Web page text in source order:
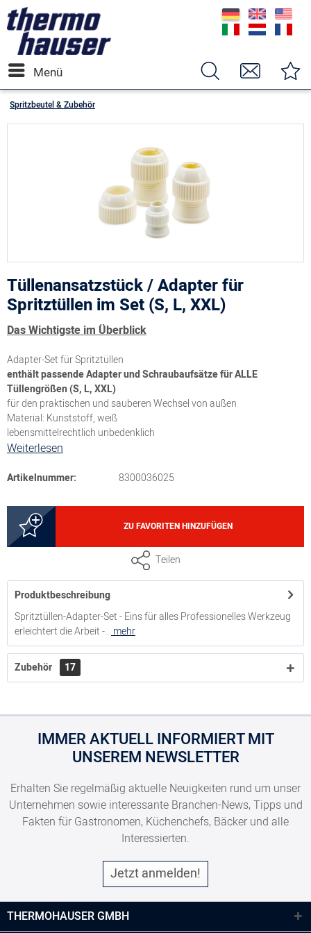
Menü
Spritzbeutel & Zubehör
Tüllenansatzstück / Adapter für
Spritztüllen im Set (S, L, XXL)
Das Wichtigste im Überblick
Adapter-Set für Spritztüllen
enthält passende Adapter und Schraubaufsätze für ALLE
Tüllengrößen (S, L, XXL)
für den praktischen und sauberen Wechsel von außen
Material: Kunststoff, weiß
lebensmittelrechtlich unbedenklich
Weiterlesen
Artikelnummer: 8300036025
ZU FAVORITEN HINZUFÜGEN
Teilen
Produktbeschreibung
Spritztüllen-Adapter-Set - Eins für alles Professionelles Werkzeug
erleichtert die Arbeit -... mehr
Zubehör 17
IMMER AKTUELL INFORMIERT MIT
UNSEREM NEWSLETTER
Erhalten Sie regelmäßig aktuelle Neuigkeiten rund um unser
Unternehmen sowie interessante Branchen-News, Tipps und
Fakten für Gastronomen, Küchenchefs, Bäcker und alle
Interessierten.
Jetzt anmelden!
THERMOHAUSER GMBH